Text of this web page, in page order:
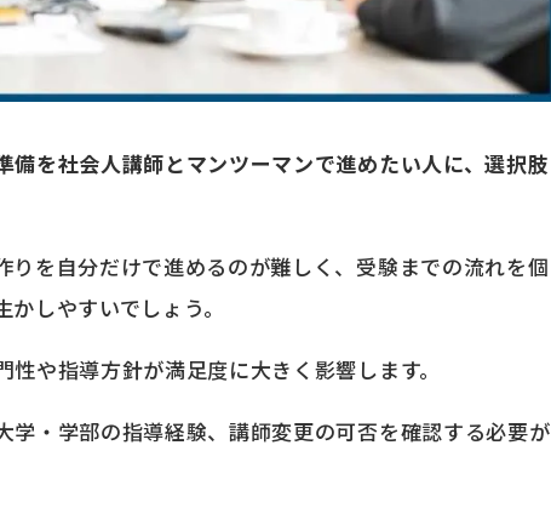
を社会人講師とマンツーマンで進めたい人に、選択肢
を自分だけで進めるのが難しく、受験までの流れを個
しやすいでしょう。
や指導方針が満足度に大きく影響します。
・学部の指導経験、講師変更の可否を確認する必要が